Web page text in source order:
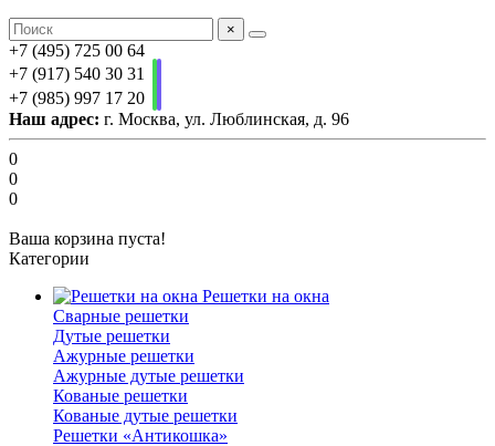
×
+7 (495) 725 00 64
+7 (917) 540 30 31
+7 (985) 997 17 20
Наш адрес: г. Москва, ул. Люблинская, д. 96
0
0
0
Ваша корзина пуста!
Категории
Решетки на окна
Сварные решетки
Дутые решетки
Ажурные решетки
Ажурные дутые решетки
Кованые решетки
Кованые дутые решетки
Решетки «Антикошка»